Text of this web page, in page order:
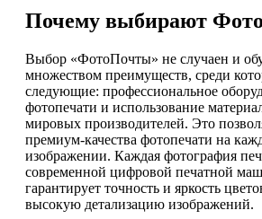
Почему выбирают
Выбор «ФотоПочты» не случаен и
множеством преимуществ, среди
следующие: профессиональное
фотопечати и использование
мировых производителей. Это
премиум-качества фотопечати на
изображении. Каждая фотография
современной цифровой печатной
гарантирует точность и яркость
высокую детализацию изображений.